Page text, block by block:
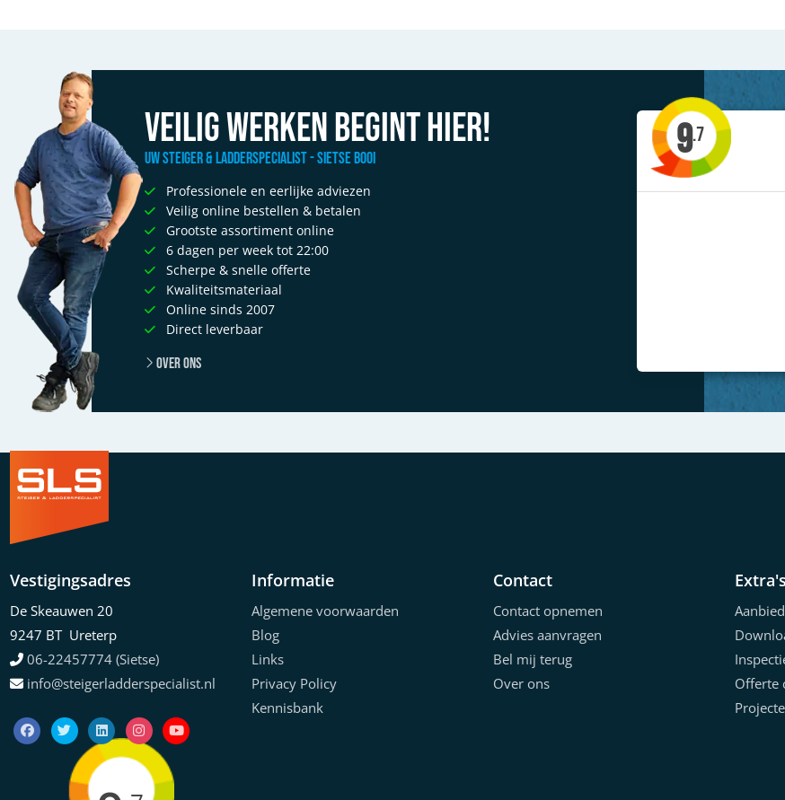
Veilig werken begint hier!
Uw Steiger & Ladderspecialist - Sietse Booi
Professionele en eerlijke adviezen
Veilig online bestellen & betalen
Grootste assortiment online
6 dagen per week tot 22:00
Scherpe & snelle offerte
Kwaliteitsmateriaal
Online sinds 2007
Direct leverbaar
Over ons
9.7
'Allerlei type
Vestigingsadres
De Skeauwen 20
9247 BT Ureterp
06-22457774 (Sietse)
info@steigerladderspecialist.nl
Informatie
Algemene voorwaarden
Blog
Links
Privacy Policy
Kennisbank
Contact
Contact opnemen
Advies aanvragen
Bel mij terug
Over ons
Extra's
Offerte